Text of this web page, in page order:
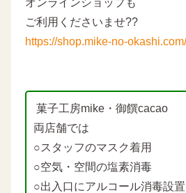
ご利用くださいませ??
https://shop.mike-no-okashi.com/
菓子工房mike・御饌cacao
両店舗では
○スタッフのマスク着用
○空気・空間の塩素消毒
○出入口にアルコール消毒設置